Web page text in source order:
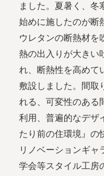
ました。夏暑く、冬
始めに施したのが断
ウレタンの断熱材を
熱の出入りが大きい
れ、断熱性を高めて
敷設しました。間取
れる、可変性のある
利用、普遍的なデザ
たり前の住環境』の
リノベーションギャ
学会等スタイル工房